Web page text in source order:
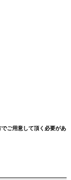
ご用意して頂く必要があ